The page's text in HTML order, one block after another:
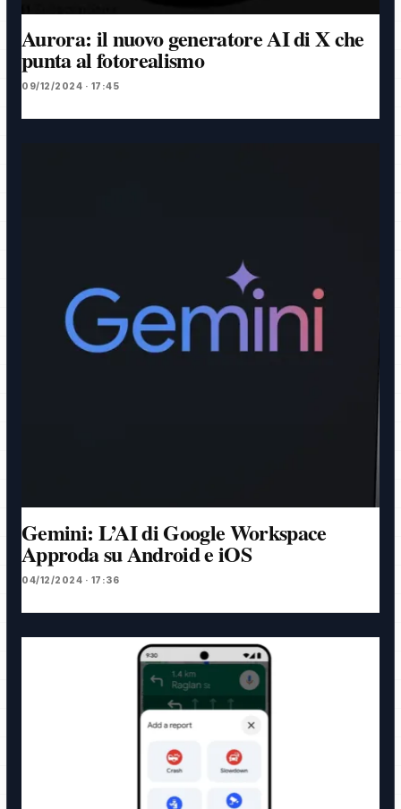
Aurora: il nuovo generatore AI di X che
punta al fotorealismo
09/12/2024 · 17:45
Gemini: L’AI di Google Workspace
Approda su Android e iOS
04/12/2024 · 17:36